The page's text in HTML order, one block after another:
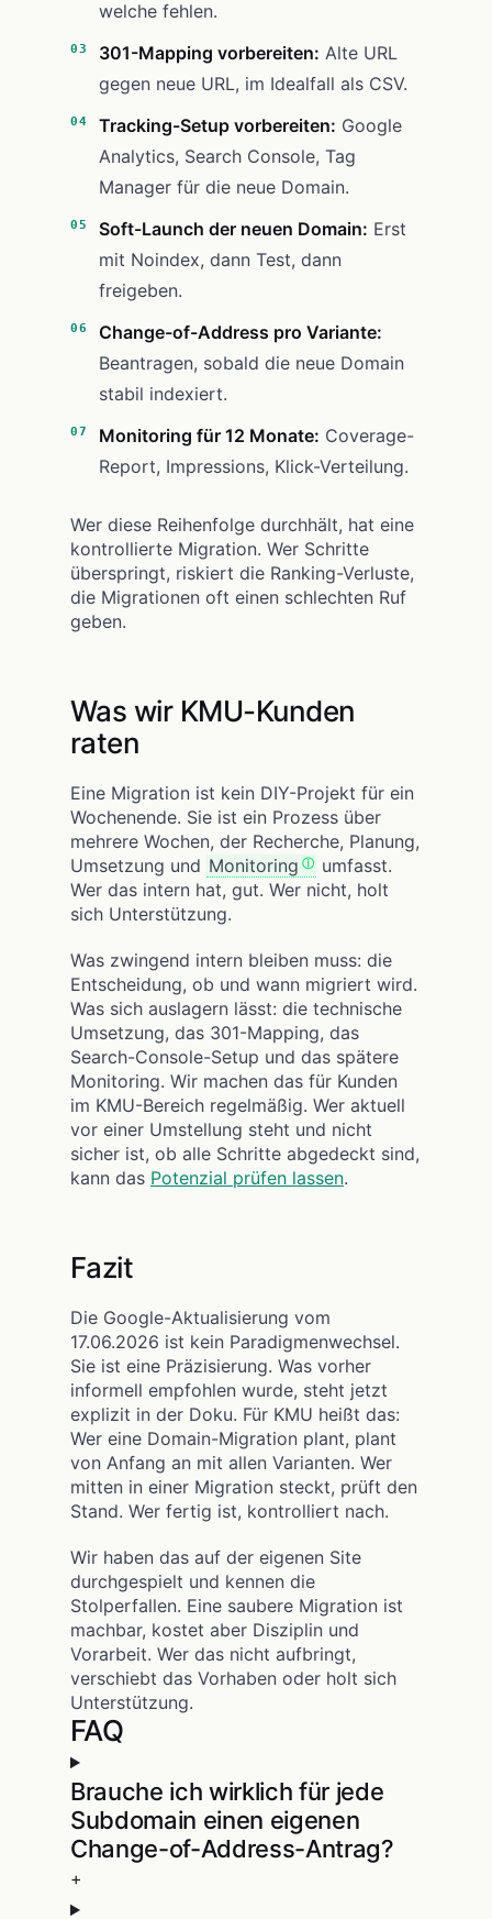
welche fehlen.
301-Mapping vorbereiten: Alte URL
gegen neue URL, im Idealfall als CSV.
Tracking-Setup vorbereiten: Google
Analytics, Search Console, Tag
Manager für die neue Domain.
Soft-Launch der neuen Domain: Erst
mit Noindex, dann Test, dann
freigeben.
Change-of-Address pro Variante:
Beantragen, sobald die neue Domain
stabil indexiert.
Monitoring für 12 Monate: Coverage-
Report, Impressions, Klick-Verteilung.
Wer diese Reihenfolge durchhält, hat eine
kontrollierte Migration. Wer Schritte
überspringt, riskiert die Ranking-Verluste,
die Migrationen oft einen schlechten Ruf
geben.
Was wir KMU-Kunden
raten
Eine Migration ist kein DIY-Projekt für ein
Wochenende. Sie ist ein Prozess über
mehrere Wochen, der Recherche, Planung,
Umsetzung und Monitoring
umfasst.
Wer das intern hat, gut. Wer nicht, holt
sich Unterstützung.
Was zwingend intern bleiben muss: die
Entscheidung, ob und wann migriert wird.
Was sich auslagern lässt: die technische
Umsetzung, das 301-Mapping, das
Search-Console-Setup und das spätere
Monitoring. Wir machen das für Kunden
im KMU-Bereich regelmäßig. Wer aktuell
vor einer Umstellung steht und nicht
sicher ist, ob alle Schritte abgedeckt sind,
kann das Potenzial prüfen lassen.
Fazit
Die Google-Aktualisierung vom
17.06.2026 ist kein Paradigmenwechsel.
Sie ist eine Präzisierung. Was vorher
informell empfohlen wurde, steht jetzt
explizit in der Doku. Für KMU heißt das:
Wer eine Domain-Migration plant, plant
von Anfang an mit allen Varianten. Wer
mitten in einer Migration steckt, prüft den
Stand. Wer fertig ist, kontrolliert nach.
Wir haben das auf der eigenen Site
durchgespielt und kennen die
Stolperfallen. Eine saubere Migration ist
machbar, kostet aber Disziplin und
Vorarbeit. Wer das nicht aufbringt,
verschiebt das Vorhaben oder holt sich
Unterstützung.
FAQ
Brauche ich wirklich für jede
Subdomain einen eigenen
Change-of-Address-Antrag?
+